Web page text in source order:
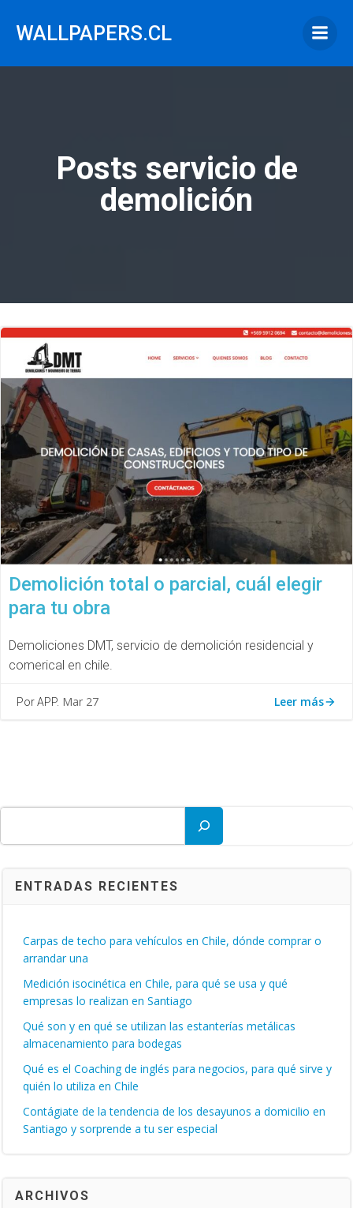
WALLPAPERS.CL
Posts servicio de
demolición
Demolición total o parcial, cuál elegir
para tu obra
Demoliciones DMT, servicio de demolición residencial y
comerical en chile.
Por APP. Mar 27 Leer más
ENTRADAS RECIENTES
Carpas de techo para vehículos en Chile, dónde comprar o
arrandar una
Medición isocinética en Chile, para qué se usa y qué
empresas lo realizan en Santiago
Qué son y en qué se utilizan las estanterías metálicas
almacenamiento para bodegas
Qué es el Coaching de inglés para negocios, para qué sirve y
quién lo utiliza en Chile
Contágiate de la tendencia de los desayunos a domicilio en
Santiago y sorprende a tu ser especial
ARCHIVOS